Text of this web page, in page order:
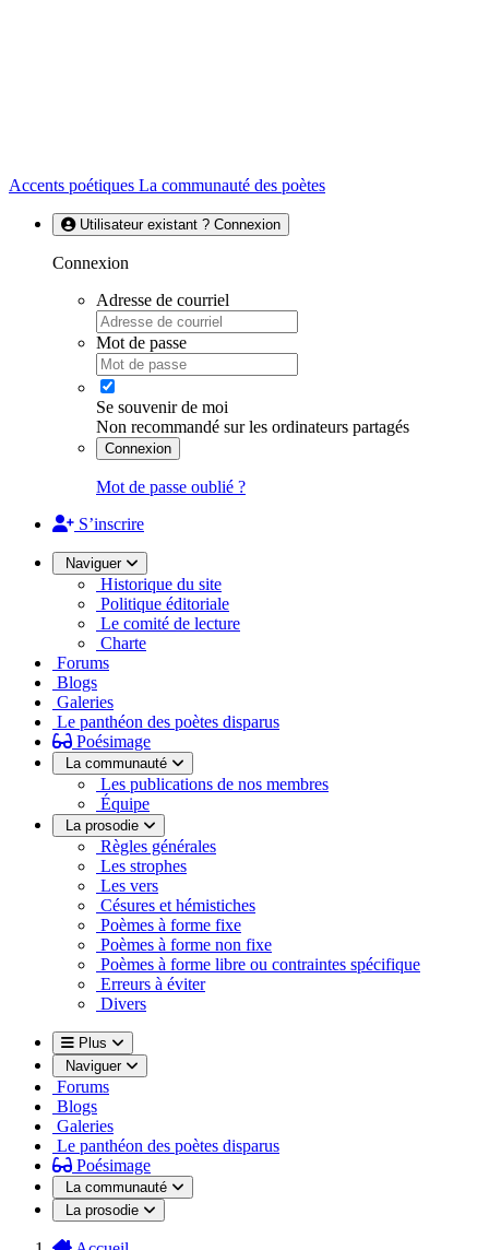
Accents poétiques La communauté des poètes
Utilisateur existant ? Connexion
Connexion
Adresse de courriel
Mot de passe
Se souvenir de moi
Non recommandé sur les ordinateurs partagés
Connexion
Mot de passe oublié ?
S’inscrire
Naviguer
Historique du site
Politique éditoriale
Le comité de lecture
Charte
Forums
Blogs
Galeries
Le panthéon des poètes disparus
Poésimage
La communauté
Les publications de nos membres
Équipe
La prosodie
Règles générales
Les strophes
Les vers
Césures et hémistiches
Poèmes à forme fixe
Poèmes à forme non fixe
Poèmes à forme libre ou contraintes spécifique
Erreurs à éviter
Divers
Plus
Naviguer
Forums
Blogs
Galeries
Le panthéon des poètes disparus
Poésimage
La communauté
La prosodie